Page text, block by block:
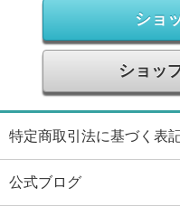
ショ
ショッ
特定商取引法に基づく表
公式ブログ